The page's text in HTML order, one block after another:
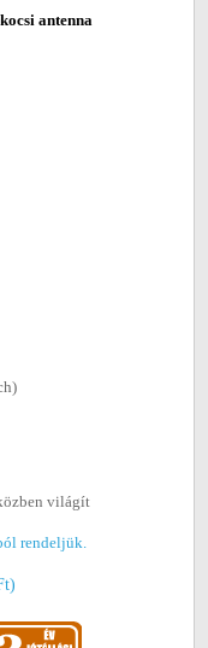
antenna
világít
rendeljük.